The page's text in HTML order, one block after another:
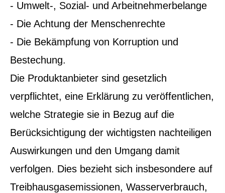
- Umwelt-, Sozial- und Arbeitnehmerbelange
- Die Achtung der Menschenrechte
- Die Bekämpfung von Korruption und
Bestechung.
Die Produktanbieter sind gesetzlich
verpflichtet, eine Erklärung zu veröffentlichen,
welche Strategie sie in Bezug auf die
Berücksichtigung der wichtigsten nachteiligen
Auswirkungen und den Umgang damit
verfolgen. Dies bezieht sich insbesondere auf
Treibhausgasemissionen, Wasserverbrauch,